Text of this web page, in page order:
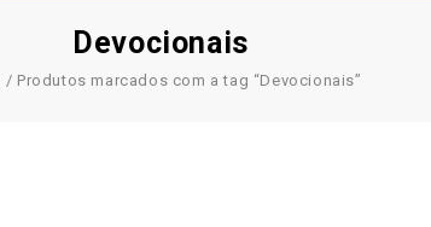
Devocionais
/ Produtos marcados com a tag “Devocionais”